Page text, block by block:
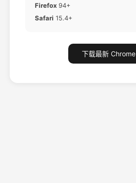
Firefox 94+
Safari 15.4+
下载最新 Chrome